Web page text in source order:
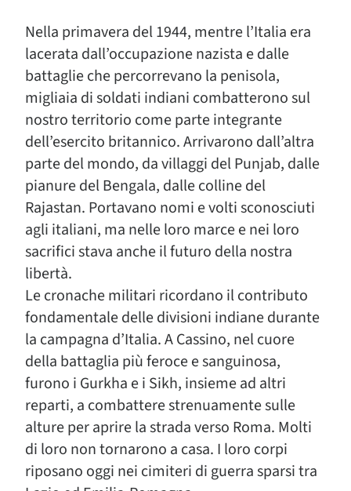
Nella primavera del 1944, mentre l’Italia era
lacerata dall’occupazione nazista e dalle
battaglie che percorrevano la penisola,
migliaia di soldati indiani combatterono sul
nostro territorio come parte integrante
dell’esercito britannico. Arrivarono dall’altra
parte del mondo, da villaggi del Punjab, dalle
pianure del Bengala, dalle colline del
Rajastan. Portavano nomi e volti sconosciuti
agli italiani, ma nelle loro marce e nei loro
sacrifici stava anche il futuro della nostra
libertà.
Le cronache militari ricordano il contributo
fondamentale delle divisioni indiane durante
la campagna d’Italia. A Cassino, nel cuore
della battaglia più feroce e sanguinosa,
furono i Gurkha e i Sikh, insieme ad altri
reparti, a combattere strenuamente sulle
alture per aprire la strada verso Roma. Molti
di loro non tornarono a casa. I loro corpi
riposano oggi nei cimiteri di guerra sparsi tra